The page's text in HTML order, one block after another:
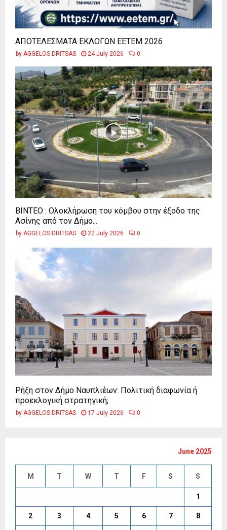
ΑΠΟΤΕΛΕΣΜΑΤΑ ΕΚΛΟΓΩΝ ΕΕΤΕΜ 2026
by AGGELOS DRITSAS 24 July 2026 0
ΒΙΝΤΕΟ : Ολοκλήρωση του κόμβου στην έξοδο της
Ασίνης από τον Δήμο...
by AGGELOS DRITSAS 22 July 2026 0
Ρήξη στον Δήμο Ναυπλιέων: Πολιτική διαφωνία ή
προεκλογική στρατηγική;
by AGGELOS DRITSAS 17 July 2026 0
June 2025
M T W T F S S
1
2 3 4 5 6 7 8